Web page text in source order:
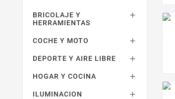
BRICOLAJE Y
HERRAMIENTAS

COCHE Y MOTO 
DEPORTE Y AIRE LIBRE 
HOGAR Y COCINA 
ILUMINACION 